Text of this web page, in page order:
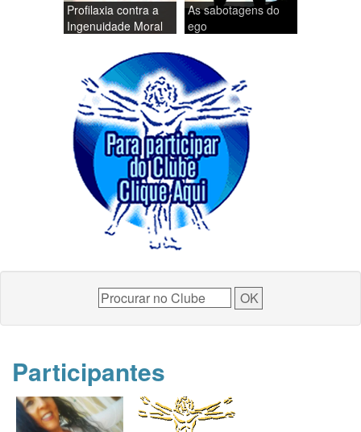
Profilaxia contra a
Ingenuidade Moral
As sabotagens do
ego
Participantes